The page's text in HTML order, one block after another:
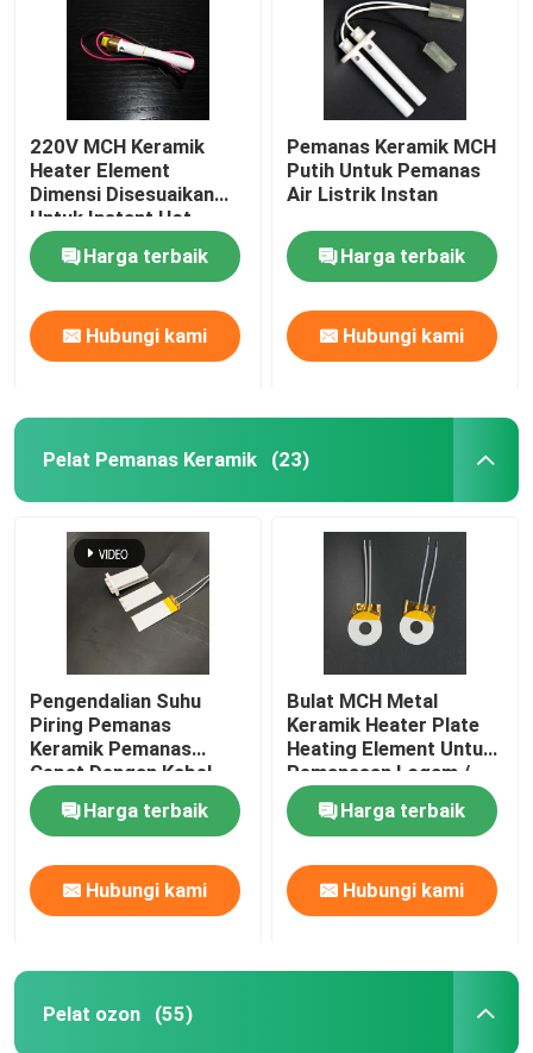
220V MCH Keramik
Heater Element
Dimensi Disesuaikan
Untuk Instant Hot
Water Heater
Harga terbaik
Hubungi kami
Pemanas Keramik MCH
Putih Untuk Pemanas
Air Listrik Instan
Harga terbaik
Hubungi kami
Pelat Pemanas Keramik (23)
Pengendalian Suhu
Piring Pemanas
Keramik Pemanas
Cepat Dengan Kabel
Sensor
Harga terbaik
Hubungi kami
Bulat MCH Metal
Keramik Heater Plate
Heating Element Untuk
Pemanasan Logam /
Cetakan
Harga terbaik
Hubungi kami
Pelat ozon (55)